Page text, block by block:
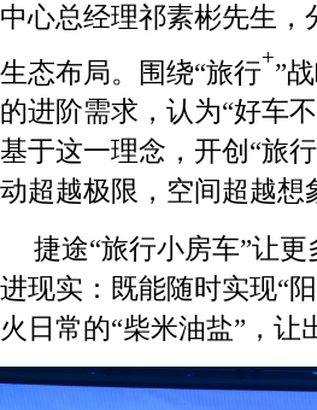
中心总经理祁素彬先生
生态布局。围绕“旅行+”
的进阶需求，认为“好车
基于这一理念，开创“旅
动超越极限，空间超越想
捷途“旅行小房车”让
进现实：既能随时实现“
火日常的“柴米油盐”，